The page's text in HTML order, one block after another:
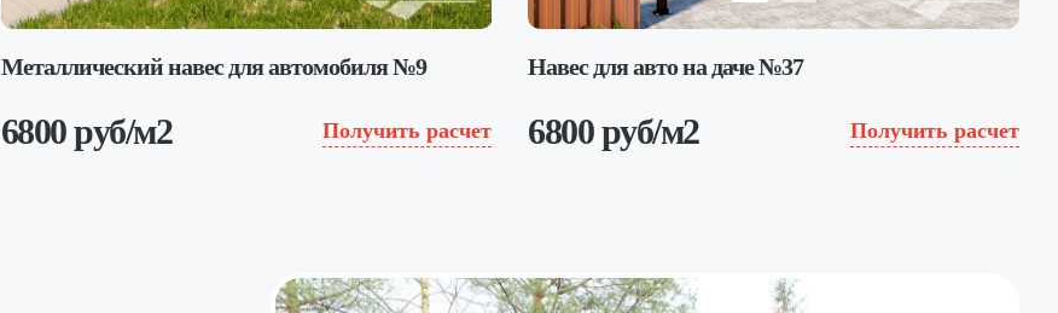
Металлический навес для автомобиля №9
6800 руб/м2 Получить расчет
Навес для авто на даче №37
6800 руб/м2 Получить расчет